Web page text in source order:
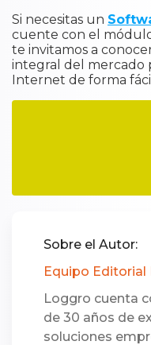
Si necesitas un
cuente con el
te invitamos a
integral del mercado
Internet de forma
Sobre el Autor:
Equipo Editorial
Loggro cuenta
de 30 años de
soluciones